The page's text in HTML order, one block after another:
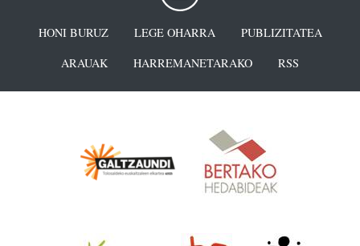
HONI BURUZ LEGE OHARRA
PUBLIZITATEA
ARAUAK
HARREMANETARAKO RSS